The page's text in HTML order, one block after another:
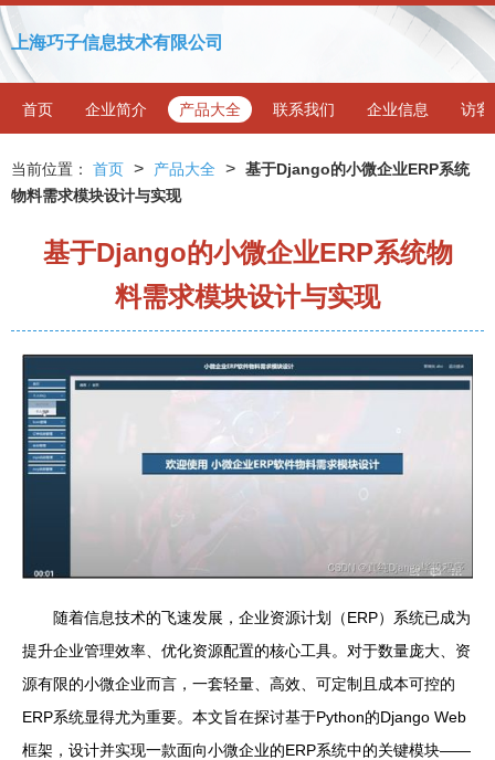
上海巧子信息技术有限公司
首页 企业简介 产品大全 联系我们 企业信息 访客
当前位置： 首页 > 产品大全 > 基于Django的小微企业ERP系统
物料需求模块设计与实现
基于Django的小微企业ERP系统物
料需求模块设计与实现
随着信息技术的飞速发展，企业资源计划（ERP）系统已成为
提升企业管理效率、优化资源配置的核心工具。对于数量庞大、资
源有限的小微企业而言，一套轻量、高效、可定制且成本可控的
ERP系统显得尤为重要。本文旨在探讨基于Python的Django Web
框架，设计并实现一款面向小微企业的ERP系统中的关键模块——